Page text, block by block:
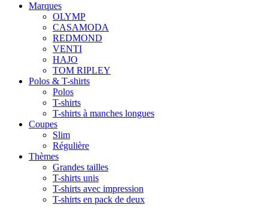
Marques
OLYMP
CASAMODA
REDMOND
VENTI
HAJO
TOM RIPLEY
Polos & T-shirts
Polos
T-shirts
T-shirts à manches longues
Coupes
Slim
Régulière
Thèmes
Grandes tailles
T-shirts unis
T-shirts avec impression
T-shirts en pack de deux